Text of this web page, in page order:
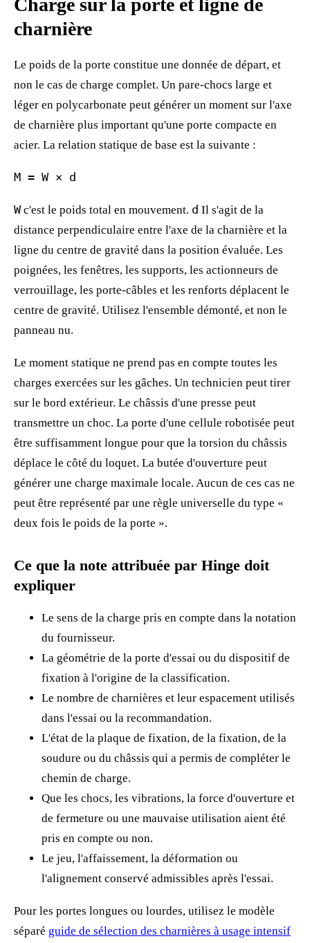
Charge sur la porte et ligne de
charnière
Le poids de la porte constitue une donnée de départ, et
non le cas de charge complet. Un pare-chocs large et
léger en polycarbonate peut générer un moment sur l'axe
de charnière plus important qu'une porte compacte en
acier. La relation statique de base est la suivante :
M = W × d
Wc'est le poids total en mouvement. d Il s'agit de la
distance perpendiculaire entre l'axe de la charnière et la
ligne du centre de gravité dans la position évaluée. Les
poignées, les fenêtres, les supports, les actionneurs de
verrouillage, les porte-câbles et les renforts déplacent le
centre de gravité. Utilisez l'ensemble démonté, et non le
panneau nu.
Le moment statique ne prend pas en compte toutes les
charges exercées sur les gâches. Un technicien peut tirer
sur le bord extérieur. Le châssis d'une presse peut
transmettre un choc. La porte d'une cellule robotisée peut
être suffisamment longue pour que la torsion du châssis
déplace le côté du loquet. La butée d'ouverture peut
générer une charge maximale locale. Aucun de ces cas ne
peut être représenté par une règle universelle du type «
deux fois le poids de la porte ».
Ce que la note attribuée par Hinge doit
expliquer
Le sens de la charge pris en compte dans la notation
du fournisseur.
La géométrie de la porte d'essai ou du dispositif de
fixation à l'origine de la classification.
Le nombre de charnières et leur espacement utilisés
dans l'essai ou la recommandation.
L'état de la plaque de fixation, de la fixation, de la
soudure ou du châssis qui a permis de compléter le
chemin de charge.
Que les chocs, les vibrations, la force d'ouverture et
de fermeture ou une mauvaise utilisation aient été
pris en compte ou non.
Le jeu, l'affaissement, la déformation ou
l'alignement conservé admissibles après l'essai.
Pour les portes longues ou lourdes, utilisez le modèle
séparé guide de sélection des charnières à usage intensif